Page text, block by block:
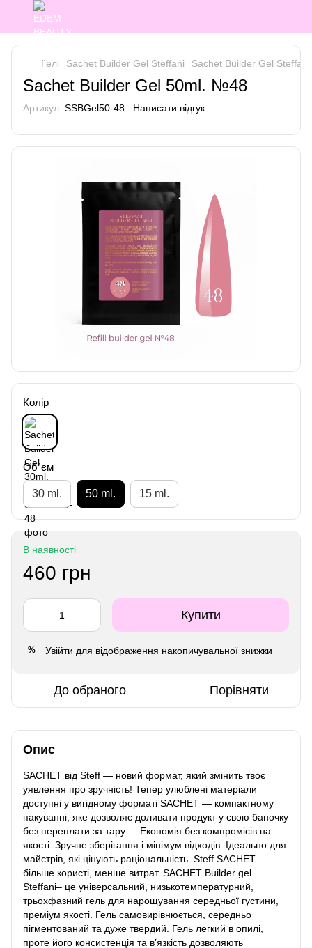
Гелі Sachet Builder Gel Steffani Sachet Builder Gel
Sachet Builder Gel 50ml. №48
Артикул: SSBGel50-48 Написати відгук
Колір
Об`єм
30 ml. 50 ml. 15 ml.
В наявності
460 грн
Купити
% Увійти для відображення накопичувальної знижки
До обраного Порівняти
Опис
SACHET від Steff — новий формат, який змінить твоє
уявлення про зручність! Тепер улюблені матеріали
доступні у вигідному форматі SACHET — компактному
пакуванні, яке дозволяє доливати продукт у свою баночку
без переплати за тару. ⠀ Економія без компромісів на
якості. Зручне зберігання і мінімум відходів. Ідеально для
майстрів, які цінують раціональність. Steff SACHET —
більше користі, менше витрат. SACHET Builder gel
Steffani– це універсальний, низькотемпературний,
трьохфазний гель для нарощування середньої густини,
преміум якості. Гель самовирівнюється, середньо
пігментований та дуже твердий. Гель легкий в опилі,
проте його консистенція та в’язкість дозволяють